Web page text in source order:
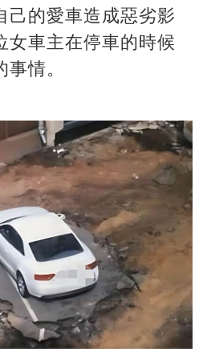
己的愛車造成惡劣影
女車主在停車的時候
情。